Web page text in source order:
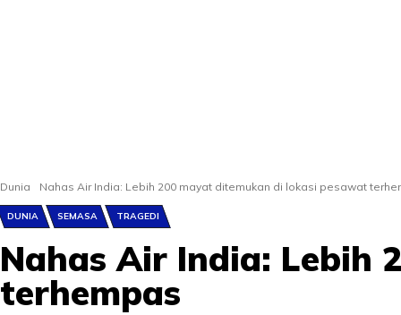
Dunia Nahas Air India: Lebih 200 mayat ditemukan di lokasi pesawat
DUNIA SEMASA TRAGEDI
Nahas Air India: Lebih
terhempas